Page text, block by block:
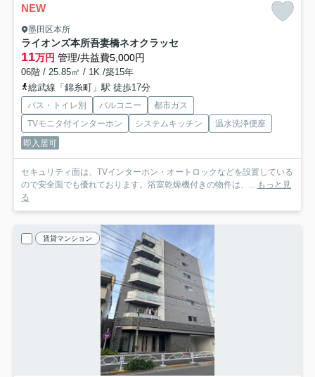
NEW
墨田区本所
ライオンズ本所吾妻橋ネオクラッセ
11万円 管理/共益費5,000円
06階 / 25.85㎡ / 1K /築15年
総武線「錦糸町」駅 徒歩17分
バス・トイレ別 バルコニー
都市ガス
TVモニタ付インターホン
システムキッチン
温水洗浄便座
即入居可
セキュリティ面は、TVインターホン・オートロックなどを設置している
ので安全面でも優れております。浴室乾燥機付きの物件は、... もっと見
る
賃貸マンション